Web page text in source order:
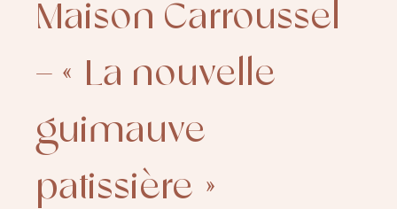
Maison Carroussel
– « La nouvelle
guimauve
patissière »